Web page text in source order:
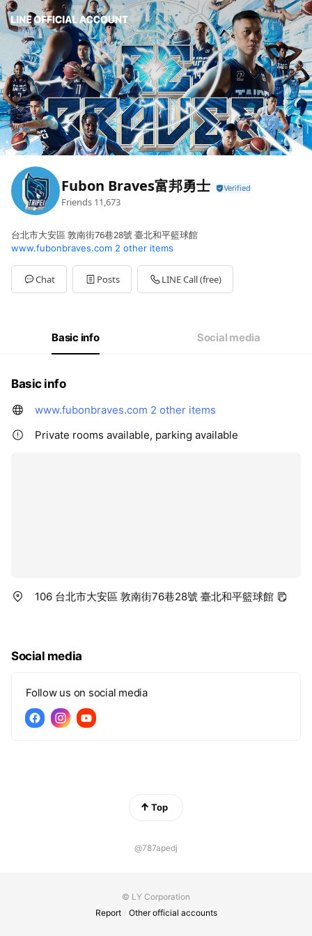
Fubon Braves富邦勇士
Friends 11,673
台北市大安區 敦南街76巷28號 臺北和平籃球館
www.fubonbraves.com 2 other items
Chat Posts LINE Call (free)
Basic info Social media
Basic info
www.fubonbraves.com 2 other items
Private rooms available, parking available
106 台北市大安區 敦南街76巷28號 臺北和平籃球館
Social media
Follow us on social media
Top
@787apedj
© LY Corporation
Report
Other official accounts